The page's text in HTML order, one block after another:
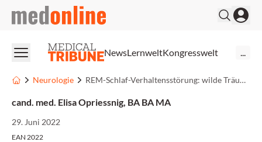
medonline
NewsLernweltKongresswelt
Neurologie REM-Schlaf-Verhaltensstörung: wilde Träume als Vorboten von Parkinson
cand. med. Elisa Opriessnig, BA BA MA
29. Juni 2022
EAN 2022